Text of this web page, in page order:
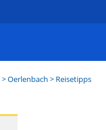
>Oerlenbach > Reisetipps